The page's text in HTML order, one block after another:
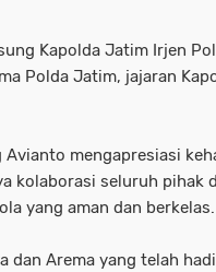
Kapolda Jatim Irjen
Polda Jatim, jajaran
mengapresiasi
kolaborasi seluruh pihak
yang aman dan berkelas.
dan Arema yang telah